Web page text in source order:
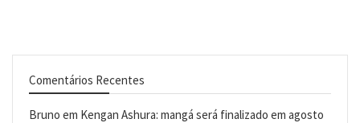
Comentários Recentes
Bruno em Kengan Ashura: mangá será finalizado em agosto